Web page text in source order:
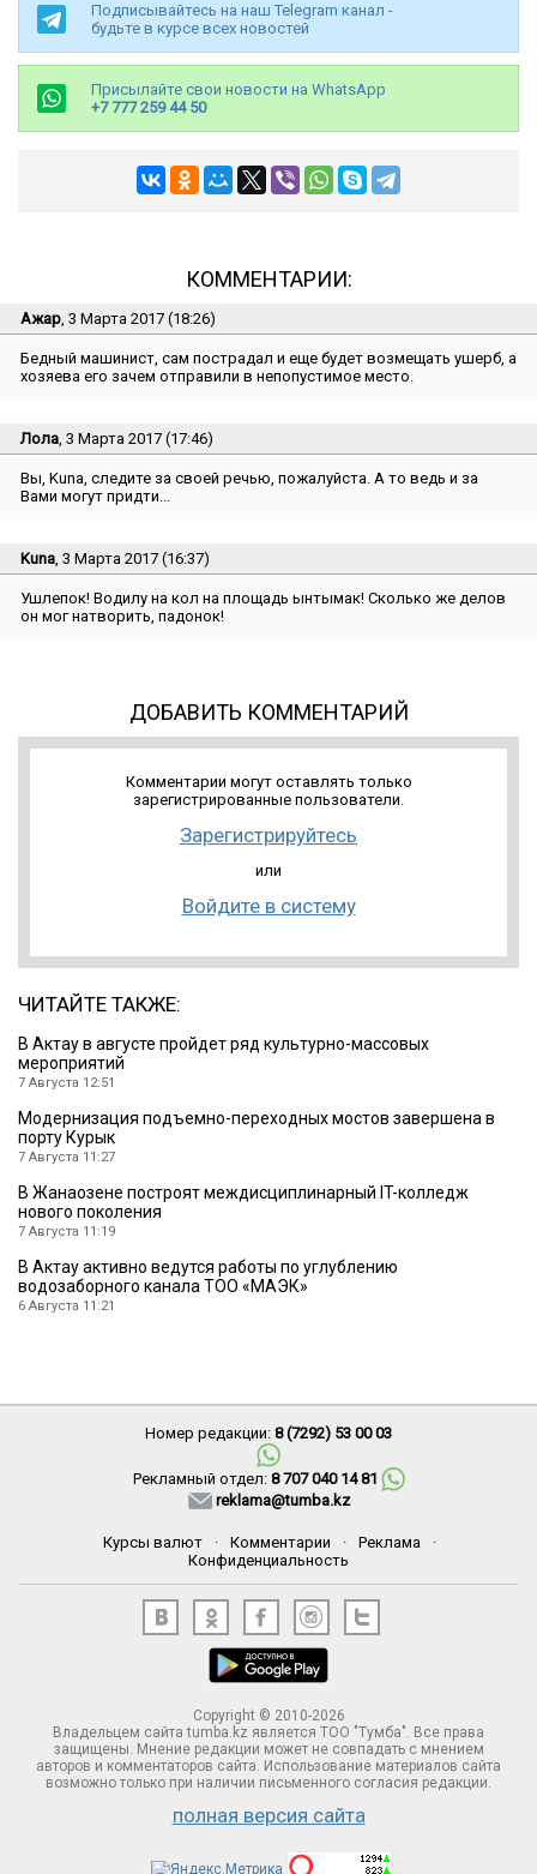
Подписывайтесь на наш Telegram канал -
будьте в курсе всех новостей
Присылайте свои новости на WhatsApp
+7 777 259 44 50
КОММЕНТАРИИ:
Ажар, 3 Марта 2017 (18:26)
Бедный машинист, сам пострадал и еще будет возмещать ушерб, а
хозяева его зачем отправили в непопустимое место.
Лола, 3 Марта 2017 (17:46)
Вы, Kuna, следите за своей речью, пожалуйста. А то ведь и за
Вами могут придти...
Kuna, 3 Марта 2017 (16:37)
Ушлепок! Водилу на кол на площадь ынтымак! Сколько же делов
он мог натворить, падонок!
ДОБАВИТЬ КОММЕНТАРИЙ
Комментарии могут оставлять только
зарегистрированные пользователи.
Зарегистрируйтесь
или
Войдите в систему
ЧИТАЙТЕ ТАКЖЕ:
В Актау в августе пройдет ряд культурно-массовых
мероприятий
7 Августа 12:51
Модернизация подъемно-переходных мостов завершена в
порту Курык
7 Августа 11:27
В Жанаозене построят междисциплинарный IT-колледж
нового поколения
7 Августа 11:19
В Актау активно ведутся работы по углублению
водозаборного канала ТОО «МАЭК»
6 Августа 11:21
Номер редакции: 8 (7292) 53 00 03
Рекламный отдел: 8 707 040 14 81
reklama@tumba.kz
Курсы валют · Комментарии · Реклама
·
Конфиденциальность
Copyright © 2010-2026
Владельцем сайта tumba.kz является ТОО "Тумба". Все права
защищены. Мнение редакции может не совпадать с мнением
авторов и комментаторов сайта. Использование материалов сайта
возможно только при наличии письменного согласия редакции.
полная версия сайта